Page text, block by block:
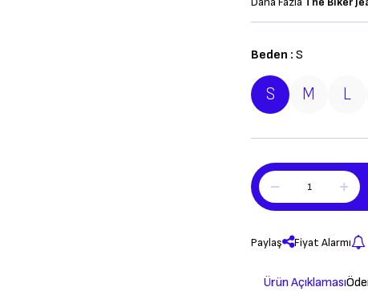
Beden : S
S M L
Paylaş Fiyat Alarmı
Ürün Açıklaması